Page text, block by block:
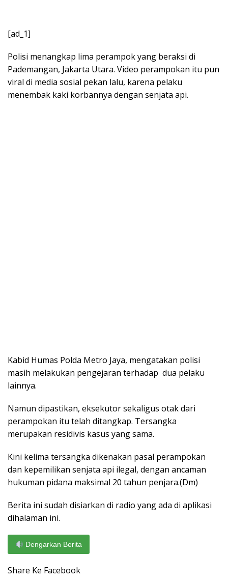
[ad_1]
Polisi menangkap lima perampok yang beraksi di
Pademangan, Jakarta Utara. Video perampokan itu pun
viral di media sosial pekan lalu, karena pelaku
menembak kaki korbannya dengan senjata api.
Kabid Humas Polda Metro Jaya, mengatakan polisi
masih melakukan pengejaran terhadap dua pelaku
lainnya.
Namun dipastikan, eksekutor sekaligus otak dari
perampokan itu telah ditangkap. Tersangka
merupakan residivis kasus yang sama.
Kini kelima tersangka dikenakan pasal perampokan
dan kepemilikan senjata api ilegal, dengan ancaman
hukuman pidana maksimal 20 tahun penjara.(Dm)
Berita ini sudah disiarkan di radio yang ada di aplikasi
dihalaman ini.
Dengarkan Berita
Share Ke Facebook